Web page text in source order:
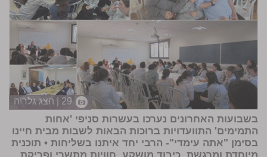
29 | הצג גלריה
בשבועות האחרונים נערכו בעשרות סניפי 'אחות
התמימים' התוועדויות ברוכות הבאות לשבות מבית חיינו
בסימן "אתה עימדי"- הרבי יחד איתנו בשליחות • תוכנית